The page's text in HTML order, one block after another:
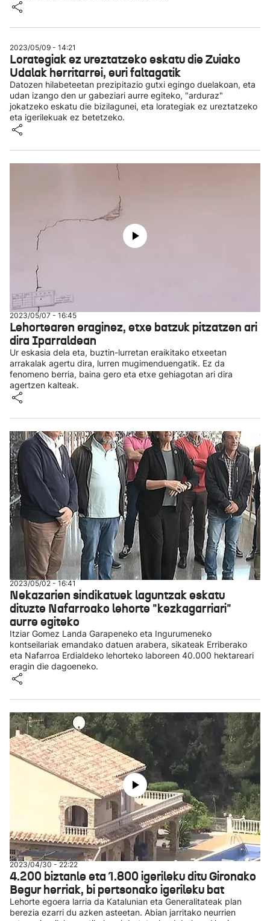
2023/05/09 - 14:21
Lorategiak ez ureztatzeko eskatu die Zuiako
Udalak herritarrei, euri faltagatik
Datozen hilabeteetan prezipitazio gutxi egingo duelakoan, eta
udan izango den ur gabeziari aurre egiteko, "arduraz"
jokatzeko eskatu die bizilagunei, eta lorategiak ez ureztatzeko
eta igerilekuak ez betetzeko.
2023/05/07 - 16:45
Lehortearen eraginez, etxe batzuk pitzatzen ari
dira Iparraldean
Ur eskasia dela eta, buztin-lurretan eraikitako etxeetan
arrakalak agertu dira, lurren mugimenduengatik. Ez da
fenomeno berria, baina gero eta etxe gehiagotan ari dira
agertzen kalteak.
2023/05/02 - 16:41
Nekazarien sindikatuek laguntzak eskatu
dituzte Nafarroako lehorte "kezkagarriari"
aurre egiteko
Itziar Gomez Landa Garapeneko eta Ingurumeneko
kontseilariak emandako datuen arabera, sikateak Erriberako
eta Nafarroa Erdialdeko lehorteko laboreen 40.000 hektareari
eragin die dagoeneko.
2023/04/30 - 22:22
4.200 biztanle eta 1.800 igerileku ditu Gironako
Begur herriak, bi pertsonako igerileku bat
Lehorte egoera larria da Katalunian eta Generalitateak plan
berezia ezarri du azken asteetan. Abian jarritako neurrien